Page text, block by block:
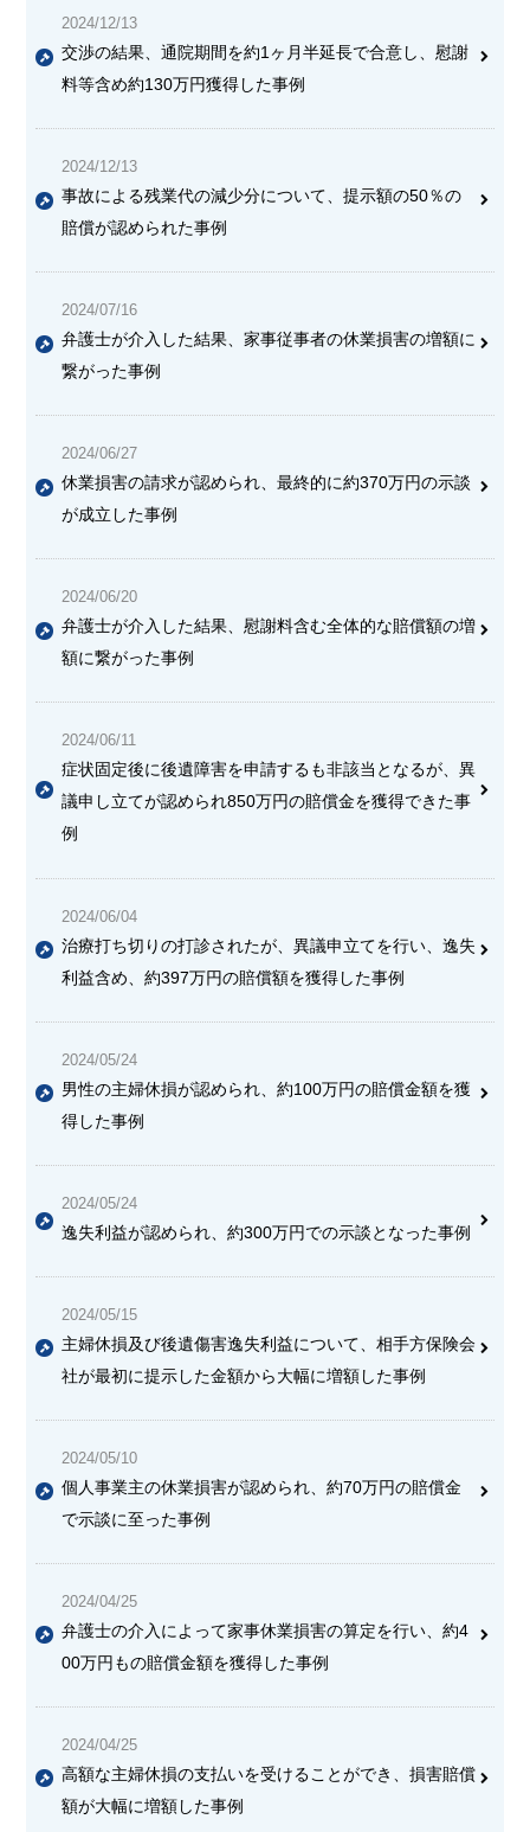
2024/12/13
交渉の結果、通院期間を約1ヶ月半延長で合意し、慰謝
料等含め約130万円獲得した事例
2024/12/13
事故による残業代の減少分について、提示額の50％の
賠償が認められた事例
2024/07/16
弁護士が介入した結果、家事従事者の休業損害の増額に
繋がった事例
2024/06/27
休業損害の請求が認められ、最終的に約370万円の示談
が成立した事例
2024/06/20
弁護士が介入した結果、慰謝料含む全体的な賠償額の増
額に繋がった事例
2024/06/11
症状固定後に後遺障害を申請するも非該当となるが、異
議申し立てが認められ850万円の賠償金を獲得できた事
例
2024/06/04
治療打ち切りの打診されたが、異議申立てを行い、逸失
利益含め、約397万円の賠償額を獲得した事例
2024/05/24
男性の主婦休損が認められ、約100万円の賠償金額を獲
得した事例
2024/05/24
逸失利益が認められ、約300万円での示談となった事例
2024/05/15
主婦休損及び後遺傷害逸失利益について、相手方保険会
社が最初に提示した金額から大幅に増額した事例
2024/05/10
個人事業主の休業損害が認められ、約70万円の賠償金
で示談に至った事例
2024/04/25
弁護士の介入によって家事休業損害の算定を行い、約4
00万円もの賠償金額を獲得した事例
2024/04/25
高額な主婦休損の支払いを受けることができ、損害賠償
額が大幅に増額した事例